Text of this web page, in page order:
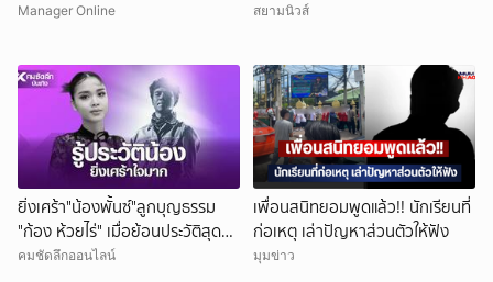
Manager Online สยามนิวส์
ยิ่งเศร้า"น้องพั้นซ์"ลูกบุญธรรม
"ก้อง ห้วยไร่" เมื่อย้อนประวัติสุดน่า
สงสาร
คมชัดลึกออนไลน์
เพื่อนสนิทยอมพูดแล้ว!! นักเรียนที่
ก่อเหตุ เล่าปัญหาส่วนตัวให้ฟัง
มุมข่าว